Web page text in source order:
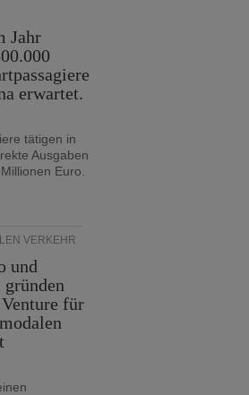
Jahr
erwartet.
tätigen in
Ausgaben
Euro.
VERKEHR
und
für